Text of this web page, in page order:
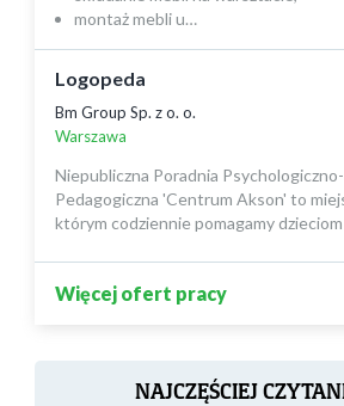
montaż mebli u…
Logopeda
Bm Group Sp. z o. o.
Warszawa
Niepubliczna Poradnia Psychologiczno-
Pedagogiczna 'Centrum Akson' to
którym codziennie pomagamy
Więcej ofert pracy
NAJCZĘŚCIEJ